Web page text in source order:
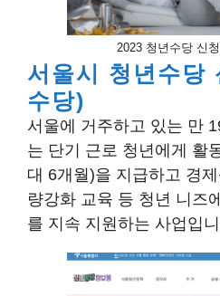
2023 청년수당 신
서울시 청년수당
수당)
서울에 거주하고 있는 만
는 단기 근로 청년에게 활
대 6개월)을 지급하고 경
량강화 교육 등 청년 니즈
를 지속 지원하는 사업입